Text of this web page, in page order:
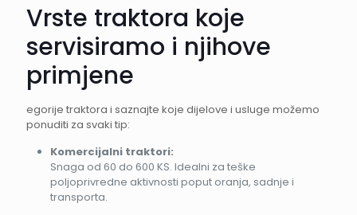
Vrste traktora koje
servisiramo i njihove
primjene
egorije traktora i saznajte koje dijelove i usluge možemo
ponuditi za svaki tip:
Komercijalni traktori:
Snaga od 60 do 600 KS. Idealni za teške
poljoprivredne aktivnosti poput oranja, sadnje i
transporta.